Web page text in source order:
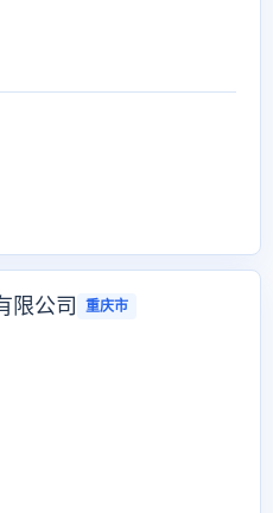
限公司 重庆市